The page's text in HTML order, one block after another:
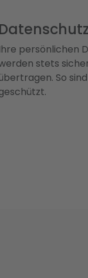
Ihre persönlichen
stets
So